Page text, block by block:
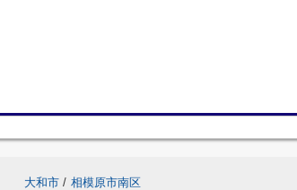
大和市 / 相模原市南区